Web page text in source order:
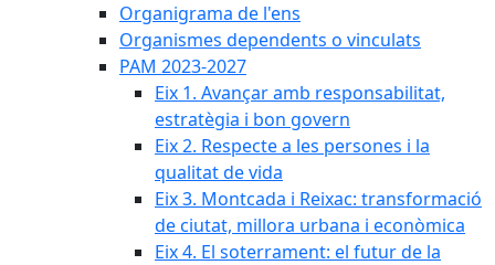
Organigrama de l'ens
Organismes dependents o vinculats
PAM 2023-2027
Eix 1. Avançar amb responsabilitat,
estratègia i bon govern
Eix 2. Respecte a les persones i la
qualitat de vida
Eix 3. Montcada i Reixac: transformació
de ciutat, millora urbana i econòmica
Eix 4. El soterrament: el futur de la